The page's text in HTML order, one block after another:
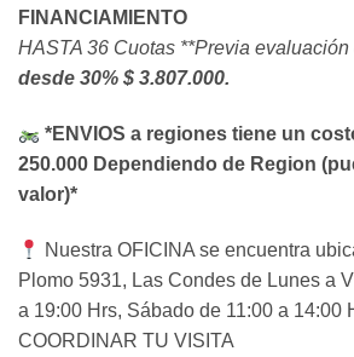
FINANCIAMIENTO
HASTA 36 Cuotas **Previa
desde 30% $ 3.807.000.
*ENVIOS a regiones tiene un
250.000 Dependiendo de Region
valor)*
Nuestra OFICINA se encuentra
Plomo 5931, Las Condes de Lunes a
a 19:00 Hrs, Sábado de 11:00 a 14:00
COORDINAR TU VISITA